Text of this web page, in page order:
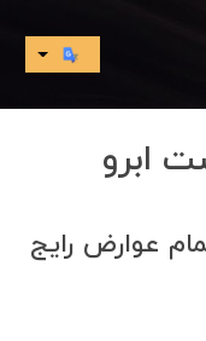
ابرو
عوارض رایج